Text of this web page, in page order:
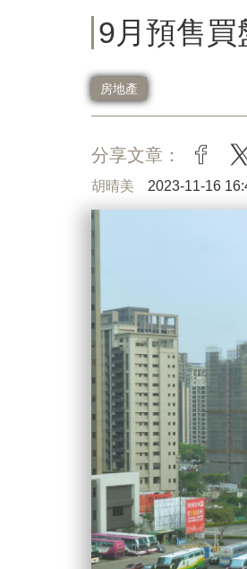
9月預售
房地產
分享文章：
胡晴美 2023-11-16